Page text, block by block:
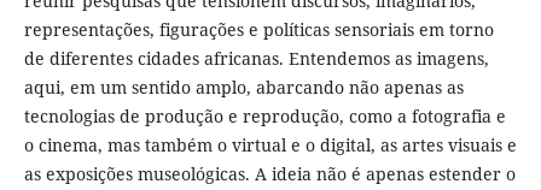
representações, figurações e políticas sensoriais em torno
de diferentes cidades africanas. Entendemos as imagens,
aqui, em um sentido amplo, abarcando não apenas as
tecnologias de produção e reprodução, como a fotografia e
o cinema, mas também o virtual e o digital, as artes visuais e
as exposições museológicas. A ideia não é apenas estender o